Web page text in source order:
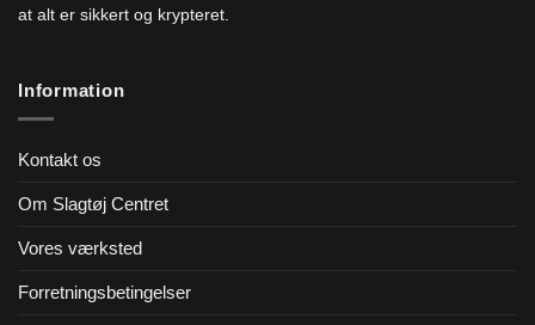
at alt er sikkert og krypteret.
Information
Kontakt os
Om Slagtøj Centret
Vores værksted
Forretningsbetingelser